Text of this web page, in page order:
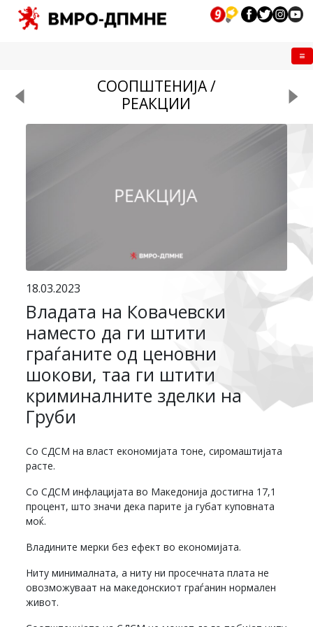
СООПШТЕНИЈА /
РЕАКЦИИ
18.03.2023
Владата на Ковачевски
наместо да ги штити
граѓаните од ценовни
шокови, таа ги штити
криминалните зделки на
Груби
Со СДСМ на власт економијата тоне, сиромаштијата
расте.
Со СДСМ инфлацијата во Македонија достигна 17,1
процент, што значи дека парите ја губат куповната
моќ.
Владините мерки без ефект во економијата.
Ниту минималната, а ниту ни просечната плата не
овозможуваат на македонскиот граѓанин нормален
живот.